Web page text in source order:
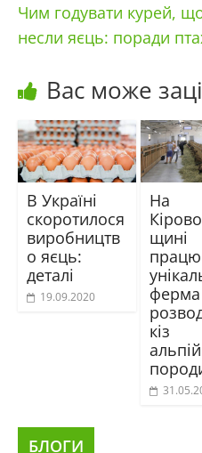
Чим годувати курей,
несли яєць: поради
Вас може
В Україні
скоротилося
виробництв
о яєць:
деталі
19.09.2020
На
щині
кіз
БЛОГИ